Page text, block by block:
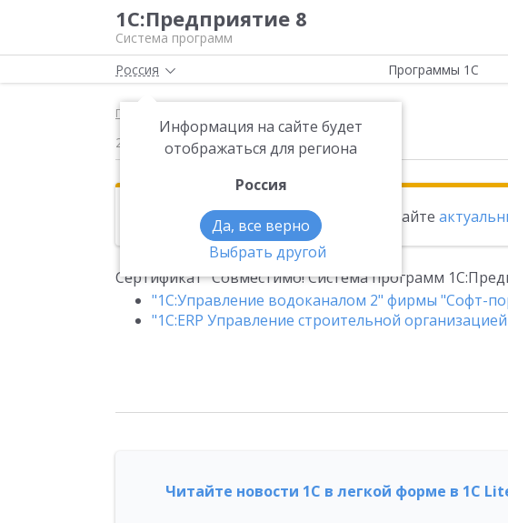
1С:Предприятие 8
Система программ
Россия
Информация на сайте будет
отображаться для региона
Россия
Да, все верно
Выбрать другой
Программы 1С
Главная
22.03.2017
Эта новость находится в архиве. Читайте
Сертификат "Совместимо! Система программ
"1С:Управление водоканалом 2" фирмы "Софт-
"1С:ERP Управление строительной
Читайте новости 1С в легкой форме в 1С